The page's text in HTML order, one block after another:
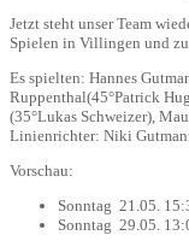
Jetzt steht unser Team
Spielen in Villingen und
Es spielten: Hannes
Ruppenthal(45°Patrick
(35°Lukas Schweizer),
Linienrichter: Niki
Vorschau:
Sonntag 21.05.
Sonntag 29.05.